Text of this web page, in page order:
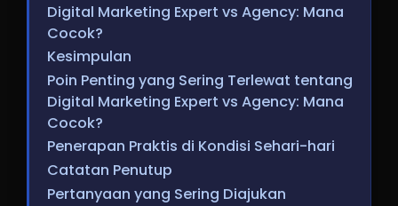
Digital Marketing Expert vs Agency: Mana
Cocok?
Kesimpulan
Poin Penting yang Sering Terlewat tentang
Digital Marketing Expert vs Agency: Mana
Cocok?
Penerapan Praktis di Kondisi Sehari-hari
Catatan Penutup
Pertanyaan yang Sering Diajukan